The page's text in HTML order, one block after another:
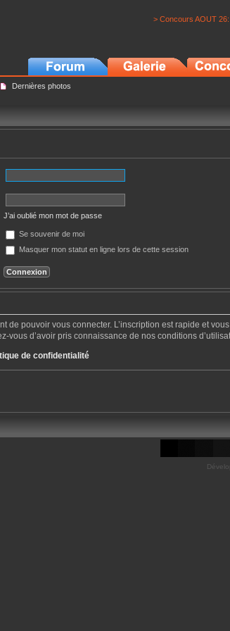
> Concours AOUT
Dernières photos
J’ai oublié mon mot de passe
Se souvenir de moi
Masquer mon statut en ligne lors de cette session
de pouvoir vous connecter. L’inscription est rapide et
vous d’avoir pris connaissance de nos conditions
de confidentialité